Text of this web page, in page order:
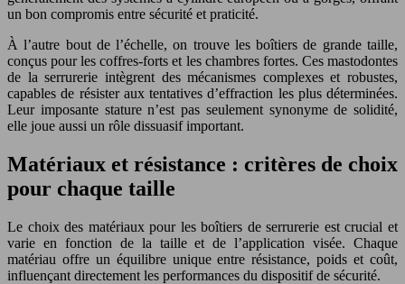
un bon compromis entre sécurité et praticité.
À l’autre bout de l’échelle, on trouve les boîtiers de grande taille,
conçus pour les coffres-forts et les chambres fortes. Ces mastodontes
de la serrurerie intègrent des mécanismes complexes et robustes,
capables de résister aux tentatives d’effraction les plus déterminées.
Leur imposante stature n’est pas seulement synonyme de solidité,
elle joue aussi un rôle dissuasif important.
Matériaux et résistance : critères de choix
pour chaque taille
Le choix des matériaux pour les boîtiers de serrurerie est crucial et
varie en fonction de la taille et de l’application visée. Chaque
matériau offre un équilibre unique entre résistance, poids et coût,
influençant directement les performances du dispositif de sécurité.